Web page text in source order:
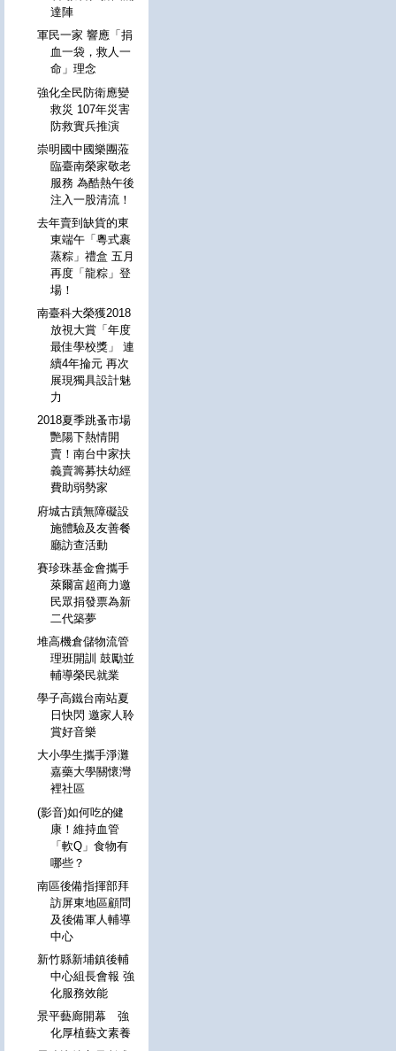
達陣
軍民一家 響應「捐
血一袋，救人一
命」理念
強化全民防衛應變
救災 107年災害
防救實兵推演
崇明國中國樂團蒞
臨臺南榮家敬老
服務 為酷熱午後
注入一股清流！
去年賣到缺貨的東
東端午「粵式裹
蒸粽」禮盒 五月
再度「龍粽」登
場！
南臺科大榮獲2018
放視大賞「年度
最佳學校獎」 連
續4年掄元 再次
展現獨具設計魅
力
2018夏季跳蚤市場
艷陽下熱情開
賣！南台中家扶
義賣籌募扶幼經
費助弱勢家
府城古蹟無障礙設
施體驗及友善餐
廳訪查活動
賽珍珠基金會攜手
萊爾富超商力邀
民眾捐發票為新
二代築夢
堆高機倉儲物流管
理班開訓 鼓勵並
輔導榮民就業
學子高鐵台南站夏
日快閃 邀家人聆
賞好音樂
大小學生攜手淨灘
嘉藥大學關懷灣
裡社區
(影音)如何吃的健
康！維持血管
「軟Q」食物有
哪些？
南區後備指揮部拜
訪屏東地區顧問
及後備軍人輔導
中心
新竹縣新埔鎮後輔
中心組長會報 強
化服務效能
景平藝廊開幕 強
化厚植藝文素養